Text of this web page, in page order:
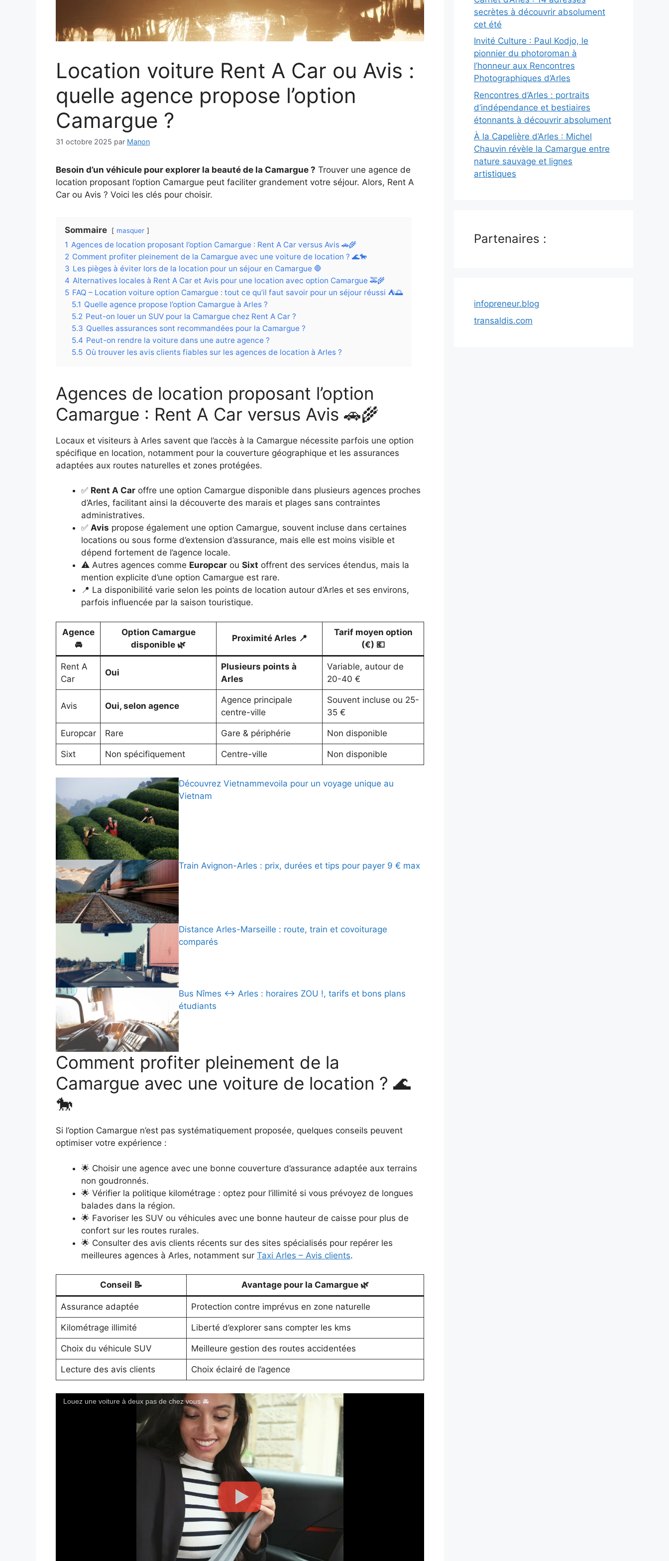
Location voiture Rent A Car ou Avis :
quelle agence propose l’option
Camargue ?
31 octobre 2025 par Manon
Besoin d’un véhicule pour explorer la beauté de la Camargue ? Trouver une agence de
location proposant l’option Camargue peut faciliter grandement votre séjour. Alors, Rent A
Car ou Avis ? Voici les clés pour choisir.
Sommaire masquer
1 Agences de location proposant l’option Camargue : Rent A Car versus Avis 🚗🌾
2 Comment profiter pleinement de la Camargue avec une voiture de location ? 🌊🐎
3 Les pièges à éviter lors de la location pour un séjour en Camargue 🛑
4 Alternatives locales à Rent A Car et Avis pour une location avec option Camargue 🚕🌾
5 FAQ – Location voiture option Camargue : tout ce qu’il faut savoir pour un séjour réussi ⛺️🌅
5.1 Quelle agence propose l’option Camargue à Arles ?
5.2 Peut-on louer un SUV pour la Camargue chez Rent A Car ?
5.3 Quelles assurances sont recommandées pour la Camargue ?
5.4 Peut-on rendre la voiture dans une autre agence ?
5.5 Où trouver les avis clients fiables sur les agences de location à Arles ?
Agences de location proposant l’option
Camargue : Rent A Car versus Avis 🚗🌾
Locaux et visiteurs à Arles savent que l’accès à la Camargue nécessite parfois une option
spécifique en location, notamment pour la couverture géographique et les assurances
adaptées aux routes naturelles et zones protégées.
✅ Rent A Car offre une option Camargue disponible dans plusieurs agences proches
d’Arles, facilitant ainsi la découverte des marais et plages sans contraintes
administratives.
✅ Avis propose également une option Camargue, souvent incluse dans certaines
locations ou sous forme d’extension d’assurance, mais elle est moins visible et
dépend fortement de l’agence locale.
⚠️ Autres agences comme Europcar ou Sixt offrent des services étendus, mais la
mention explicite d’une option Camargue est rare.
📍 La disponibilité varie selon les points de location autour d’Arles et ses environs,
parfois influencée par la saison touristique.
Agence
🚘
Option Camargue
disponible 🌿
Proximité Arles 📍
Tarif moyen option
(€) 💶
Rent A
Car
Oui
Plusieurs points à
Arles
Variable, autour de
20-40 €
Avis Oui, selon agence
Agence principale
centre-ville
Souvent incluse ou 25-
35 €
Europcar Rare Gare & périphérie Non disponible
Sixt Non spécifiquement Centre-ville Non disponible
Découvrez Vietnammevoila pour un voyage unique au
Vietnam
Train Avignon-Arles : prix, durées et tips pour payer 9 € max
Distance Arles-Marseille : route, train et covoiturage
comparés
Bus Nîmes ↔ Arles : horaires ZOU !, tarifs et bons plans
étudiants
Comment profiter pleinement de la
Camargue avec une voiture de location ? 🌊
🐎
Si l’option Camargue n’est pas systématiquement proposée, quelques conseils peuvent
optimiser votre expérience :
🌟 Choisir une agence avec une bonne couverture d’assurance adaptée aux terrains
non goudronnés.
🌟 Vérifier la politique kilométrage : optez pour l’illimité si vous prévoyez de longues
balades dans la région.
🌟 Favoriser les SUV ou véhicules avec une bonne hauteur de caisse pour plus de
confort sur les routes rurales.
🌟 Consulter des avis clients récents sur des sites spécialisés pour repérer les
meilleures agences à Arles, notamment sur Taxi Arles – Avis clients.
Conseil 📝 Avantage pour la Camargue 🌿
Assurance adaptée Protection contre imprévus en zone naturelle
Kilométrage illimité Liberté d’explorer sans compter les kms
Choix du véhicule SUV Meilleure gestion des routes accidentées
Lecture des avis clients Choix éclairé de l’agence
Louez une voiture à deux pas de chez vous 🚘
secrètes à découvrir absolument
cet été
Invité Culture : Paul Kodjo, le
pionnier du photoroman à
l’honneur aux Rencontres
Photographiques d’Arles
Rencontres d’Arles : portraits
d’indépendance et bestiaires
étonnants à découvrir absolument
À la Capelière d’Arles : Michel
Chauvin révèle la Camargue entre
nature sauvage et lignes
artistiques
Partenaires :
infopreneur.blog
transaldis.com